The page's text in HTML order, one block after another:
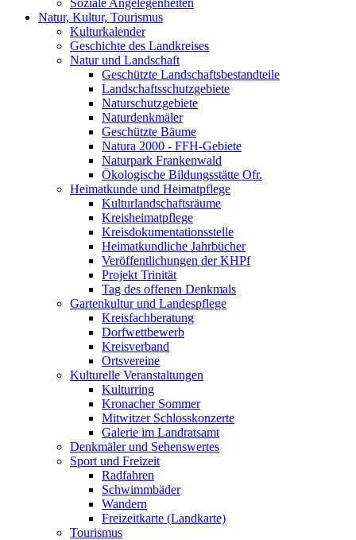
Soziale Angelegenheiten
Natur, Kultur, Tourismus
Kulturkalender
Geschichte des Landkreises
Natur und Landschaft
Geschützte Landschaftsbestandteile
Landschaftsschutzgebiete
Naturschutzgebiete
Naturdenkmäler
Geschützte Bäume
Natura 2000 - FFH-Gebiete
Naturpark Frankenwald
Ökologische Bildungsstätte Ofr.
Heimatkunde und Heimatpflege
Kulturlandschaftsräume
Kreisheimatpflege
Kreisdokumentationsstelle
Heimatkundliche Jahrbücher
Veröffentlichungen der KHPf
Projekt Trinität
Tag des offenen Denkmals
Gartenkultur und Landespflege
Kreisfachberatung
Dorfwettbewerb
Kreisverband
Ortsvereine
Kulturelle Veranstaltungen
Kulturring
Kronacher Sommer
Mitwitzer Schlosskonzerte
Galerie im Landratsamt
Denkmäler und Sehenswertes
Sport und Freizeit
Radfahren
Schwimmbäder
Wandern
Freizeitkarte (Landkarte)
Tourismus